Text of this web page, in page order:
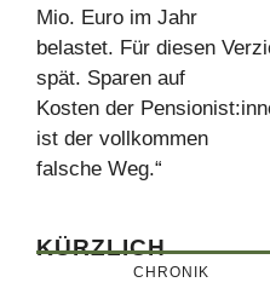
Mio. Euro im Jahr
belastet. Für diesen
spät. Sparen auf
Kosten der
ist der vollkommen
falsche Weg.“
KÜRZLICH
CHRONIK